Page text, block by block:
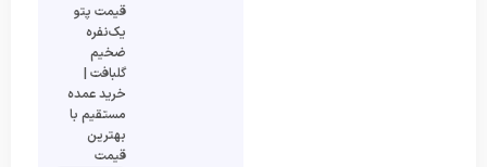
قیمت پتو
یک‌نفره
ضخیم
گلبافت |
خرید عمده
مستقیم با
بهترین
قیمت